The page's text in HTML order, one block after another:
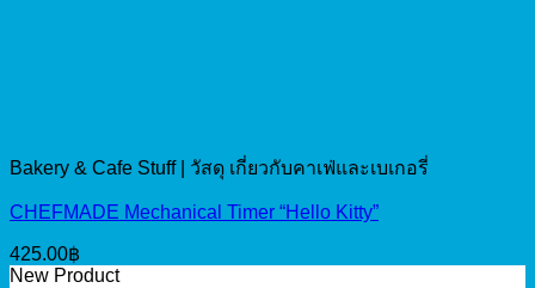
Bakery & Cafe Stuff | วัสดุ เกี่ยวกับคาเฟ่และเบเกอรี่
CHEFMADE Mechanical Timer “Hello Kitty”
425.00฿
New Product